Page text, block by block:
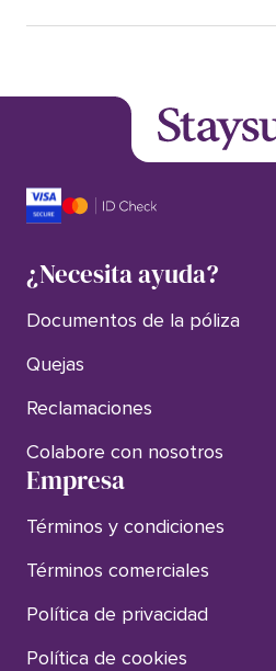
¿Necesita ayuda?
Documentos de la póliza
Quejas
Reclamaciones
Colabore con nosotros
Empresa
Términos y condiciones
Términos comerciales
Política de privacidad
Política de cookies